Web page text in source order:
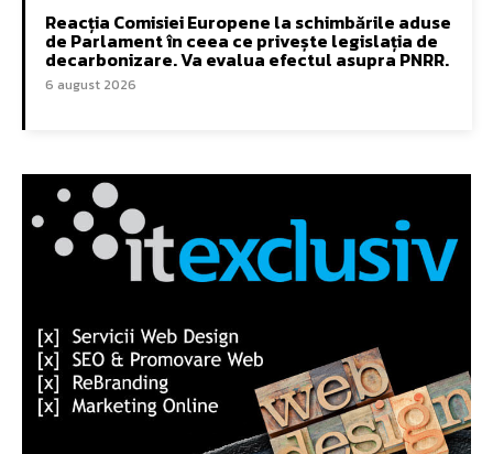
Reacția Comisiei Europene la schimbările aduse
de Parlament în ceea ce privește legislația de
decarbonizare. Va evalua efectul asupra PNRR.
6 august 2026